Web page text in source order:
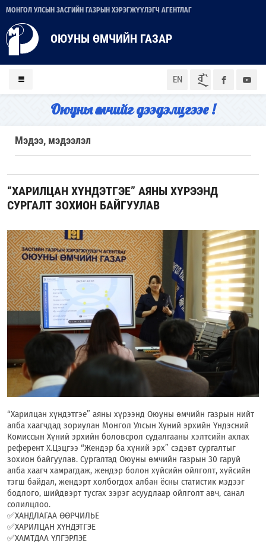
МОНГОЛ УЛСЫН ЗАСГИЙН ГАЗРЫН ХЭРЭГЖҮҮЛЭГЧ АГЕНТЛАГ
ОЮУНЫ ӨМЧИЙН ГАЗАР
EN ᠮᠣᠨ
Оюуны өмчийг дээдэлцгээе !
Мэдээ, мэдээлэл
“ХАРИЛЦАН ХҮНДЭТГЭЕ” АЯНЫ ХҮРЭЭНД
СУРГАЛТ ЗОХИОН БАЙГУУЛАВ
“Харилцан хүндэтгэе” аяны хүрээнд Оюуны өмчийн газрын нийт
алба хаагчдад зориулан Монгол Улсын Хүний эрхийн Үндэсний
Комиссын Хүний эрхийн боловсрол судалгааны хэлтсийн ахлах
референт Х.Цэцгээ “Жендэр ба хүний эрх” сэдэвт сургалтыг
зохион байгуулав. Сургалтад Оюуны өмчийн газрын 30 гаруй
алба хаагч хамрагдаж, жендэр болон хүйсийн ойлголт, хүйсийн
тэгш байдал, жендэрт холбогдох албан ёсны статистик мэдээг
бодлого, шийдвэрт тусгах зэрэг асуудлаар ойлголт авч, санал
солилцлоо.
✅ХАНДЛАГАА ӨӨРЧИЛЬЕ
✅ХАРИЛЦАН ХҮНДЭТГЭЕ
✅ХАМТДАА ҮЛГЭРЛЭЕ